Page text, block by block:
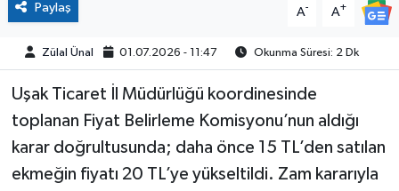
Paylaş A- A+
Zülal Ünal 01.07.2026 - 11:47 Okunma Süresi: 2 Dk
Uşak Ticaret İl Müdürlüğü koordinesinde
toplanan Fiyat Belirleme Komisyonu’nun aldığı
karar doğrultusunda; daha önce 15 TL’den satılan
ekmeğin fiyatı 20 TL’ye yükseltildi. Zam kararıyla